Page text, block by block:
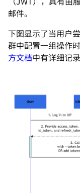
邮件。
下图显示了当用户
群中配置一组操作
方文档中有详细记录